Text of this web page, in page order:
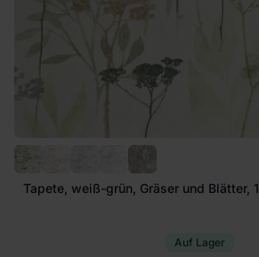
Tapete, weiß-grün, Gräser und Blätter,
Auf Lager